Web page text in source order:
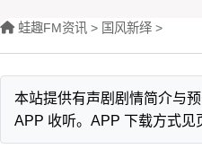
蛙趣FM资讯 > ‌国风新绎 >
本站提供有声剧剧情简介与
APP 收听。APP 下载方式见